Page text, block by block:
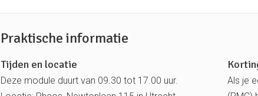
Praktische informatie
Tijden en locatie
Deze module duurt van 09.30 tot 17.00 uur.
Als je